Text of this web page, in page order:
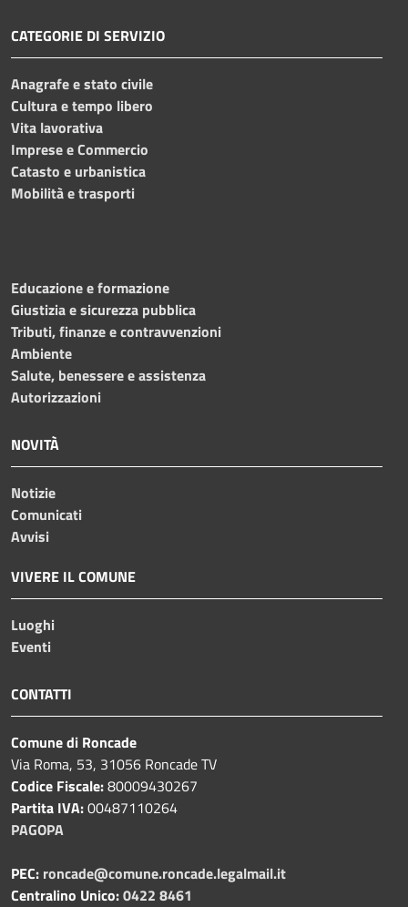
CATEGORIE DI SERVIZIO
Anagrafe e stato civile
Cultura e tempo libero
Vita lavorativa
Imprese e Commercio
Catasto e urbanistica
Mobilità e trasporti
Educazione e formazione
Giustizia e sicurezza pubblica
Tributi, finanze e contravvenzioni
Ambiente
Salute, benessere e assistenza
Autorizzazioni
NOVITÀ
Notizie
Comunicati
Avvisi
VIVERE IL COMUNE
Luoghi
Eventi
CONTATTI
Comune di Roncade
Via Roma, 53, 31056 Roncade TV
Codice Fiscale:80009430267
Partita IVA:00487110264
PAGOPA
PEC: roncade@comune.roncade.legalmail.it
Centralino Unico:0422 8461